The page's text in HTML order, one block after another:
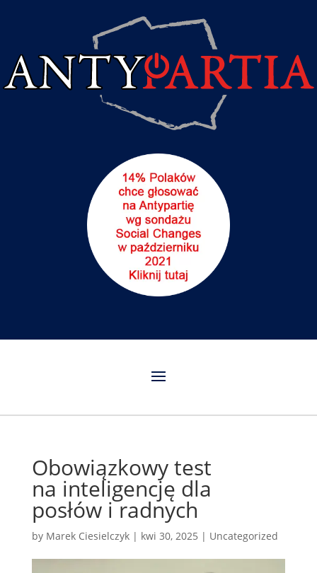
Obowiązkowy test
na inteligencję dla
posłów i radnych
by Marek Ciesielczyk| kwi 30, 2025 | Uncategorized